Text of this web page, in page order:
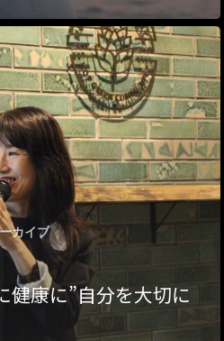
カイブ
健康に”自分を大切に
祭
ハイパー縁側@車山
Archives
Archives リスト表示
Category
アート／文化／音楽
クラフト
コミュニティ／まちづ
アクセス
お問い合わせ
About Hyper Engawa